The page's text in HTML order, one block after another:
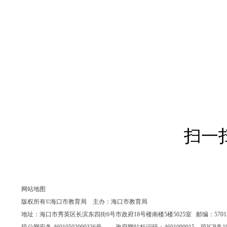
扫一
网站地图
版权所有©海口市教育局 主办：海口市教育局
地址：海口市秀英区长滨东四街6号市政府18号楼南楼5楼5025室 邮编：